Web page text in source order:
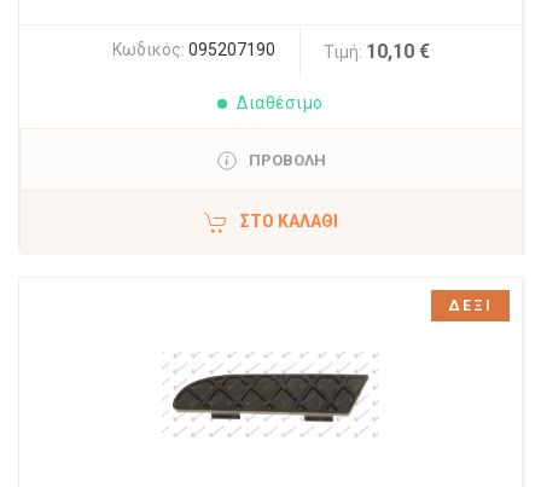
Κωδικός: 095207190 Τιμή: 10,10 €
Διαθέσιμο
ΠΡΟΒΟΛΗ
ΣΤΟ ΚΑΛΆΘΙ
ΔΕΞΙ